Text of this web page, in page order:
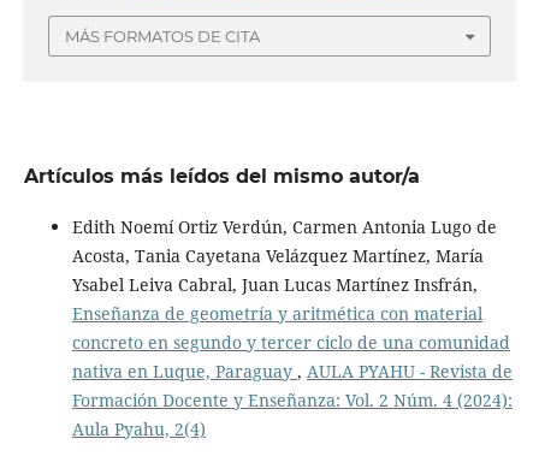
MÁS FORMATOS DE CITA
Artículos más leídos del mismo autor/a
Edith Noemí Ortiz Verdún, Carmen Antonia Lugo de
Acosta, Tania Cayetana Velázquez Martínez, María
Ysabel Leiva Cabral, Juan Lucas Martínez Insfrán,
Enseñanza de geometría y aritmética con material
concreto en segundo y tercer ciclo de una comunidad
nativa en Luque, Paraguay , AULA PYAHU - Revista de
Formación Docente y Enseñanza: Vol. 2 Núm. 4 (2024):
Aula Pyahu, 2(4)